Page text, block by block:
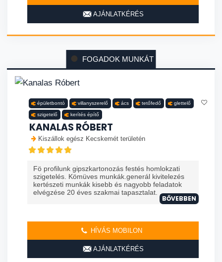
AJÁNLATKÉRÉS
FOGADOK MUNKÁT
épületbontó villanyszerelő ács tetőfedő glettelő
szigetelő kerítés építő
KANALAS RÓBERT
Kiszállok egész Kecskemét területén
Fö profilunk gipszkartonozás festés homlokzati
szigetelés. Kömüves munkák.generál kivitelezés
kertészeti munkák kisebb és nagyobb feladatok
elvégzése 20 éves szakmai tapasztalat. ...
BŐVEBBEN
HÍVÁS MOBILON
AJÁNLATKÉRÉS